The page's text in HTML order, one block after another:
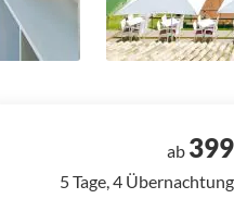
ab
5 Tage, 4